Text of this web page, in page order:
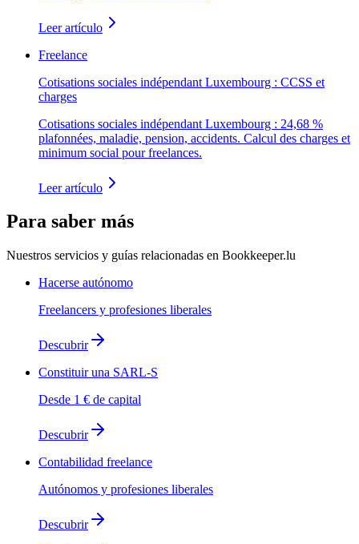
Leer artículo
Freelance
Cotisations sociales indépendant Luxembourg : CCSS et
charges
Cotisations sociales indépendant Luxembourg : 24,68 %
plafonnées, maladie, pension, accidents. Calcul des charges et
minimum social pour freelances.
Leer artículo
Para saber más
Nuestros servicios y guías relacionadas en Bookkeeper.lu
Hacerse autónomo
Freelancers y profesiones liberales
Descubrir
Constituir una SARL-S
Desde 1 € de capital
Descubrir
Contabilidad freelance
Autónomos y profesiones liberales
Descubrir